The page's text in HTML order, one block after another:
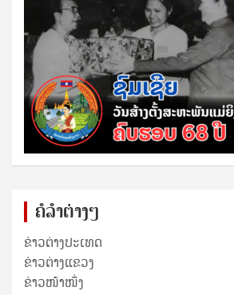
ຄໍລຳຕ່າງໆ
ຂ່າວຕ່າງປະເທດ
ຂ່າວ​ຕ່າງ​ແຂວງ
ຂ່າວໜ້າໜຶ່ງ